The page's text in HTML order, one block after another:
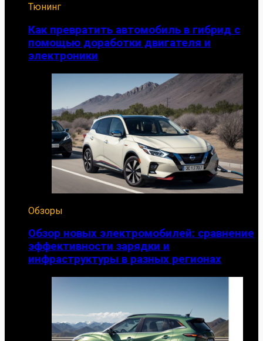
Тюнинг
Как превратить автомобиль в гибрид с
помощью доработки двигателя и
электроники
Обзоры
Обзор новых электромобилей: сравнение
эффективности зарядки и
инфраструктуры в разных регионах